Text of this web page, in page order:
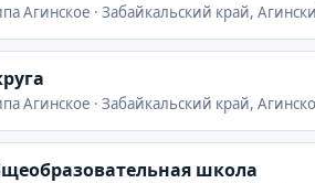
Агинское · Забайкальский край,
Агинское · Забайкальский край,
школа